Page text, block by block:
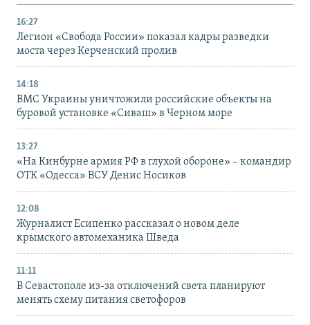
16:27
Легион «Свобода России» показал кадры разведки
моста через Керченский пролив
14:18
ВМС Украины уничтожили российские объекты на
буровой установке «Сиваш» в Черном море
13:27
«На Кинбурне армия РФ в глухой обороне» – командир
ОТК «Одесса» ВСУ Денис Носиков
12:08
Журналист Есипенко рассказал о новом деле
крымского автомеханика Шведа
11:11
В Севастополе из-за отключений света планируют
менять схему питания светофоров